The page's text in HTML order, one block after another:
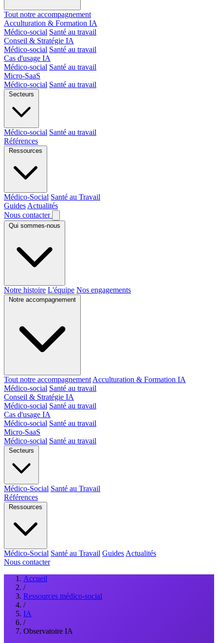
Tout notre accompagnement
Acculturation & Formation IA
Médico-social Santé au travail
Conseil & Stratégie IA
Médico-social Santé au travail
Cas d'usage IA
Médico-social Santé au travail
Micro-SaaS
Médico-social Santé au travail
Secteurs
Médico-social Santé au travail
Références
Ressources
Médico-Social Santé au Travail
Guides Actualités
Nous contacter
Qui sommes-nous
Notre histoire L'équipe Nos engagements
Notre accompagnement
Tout notre accompagnement Acculturation & Formation IA
Médico-social Santé au travail
Conseil & Stratégie IA
Médico-social Santé au travail
Cas d'usage IA
Médico-social Santé au travail
Micro-SaaS
Médico-social Santé au travail
Secteurs
Médico-Social Santé au Travail
Références
Ressources
Médico-Social Santé au Travail Guides Actualités
Nous contacter
Accueil
/
Ressources médico-social
/
IA
/
Observatoire IA